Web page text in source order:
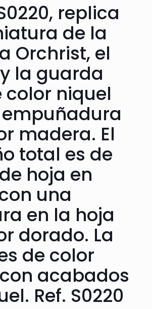
replica
de la
Orchrist, el
la guarda
color niquel
madera. El
total es de
hoja en
una
en la hoja
dorado. La
de color
acabados
Ref. S0220